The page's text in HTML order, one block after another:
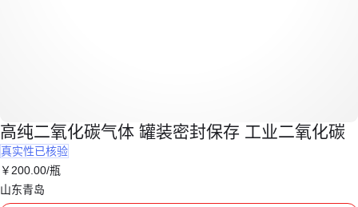
高纯二氧化碳气体 罐装密封保存 工业二氧化碳
真实性已核验
￥ 200 .00/瓶
山东青岛